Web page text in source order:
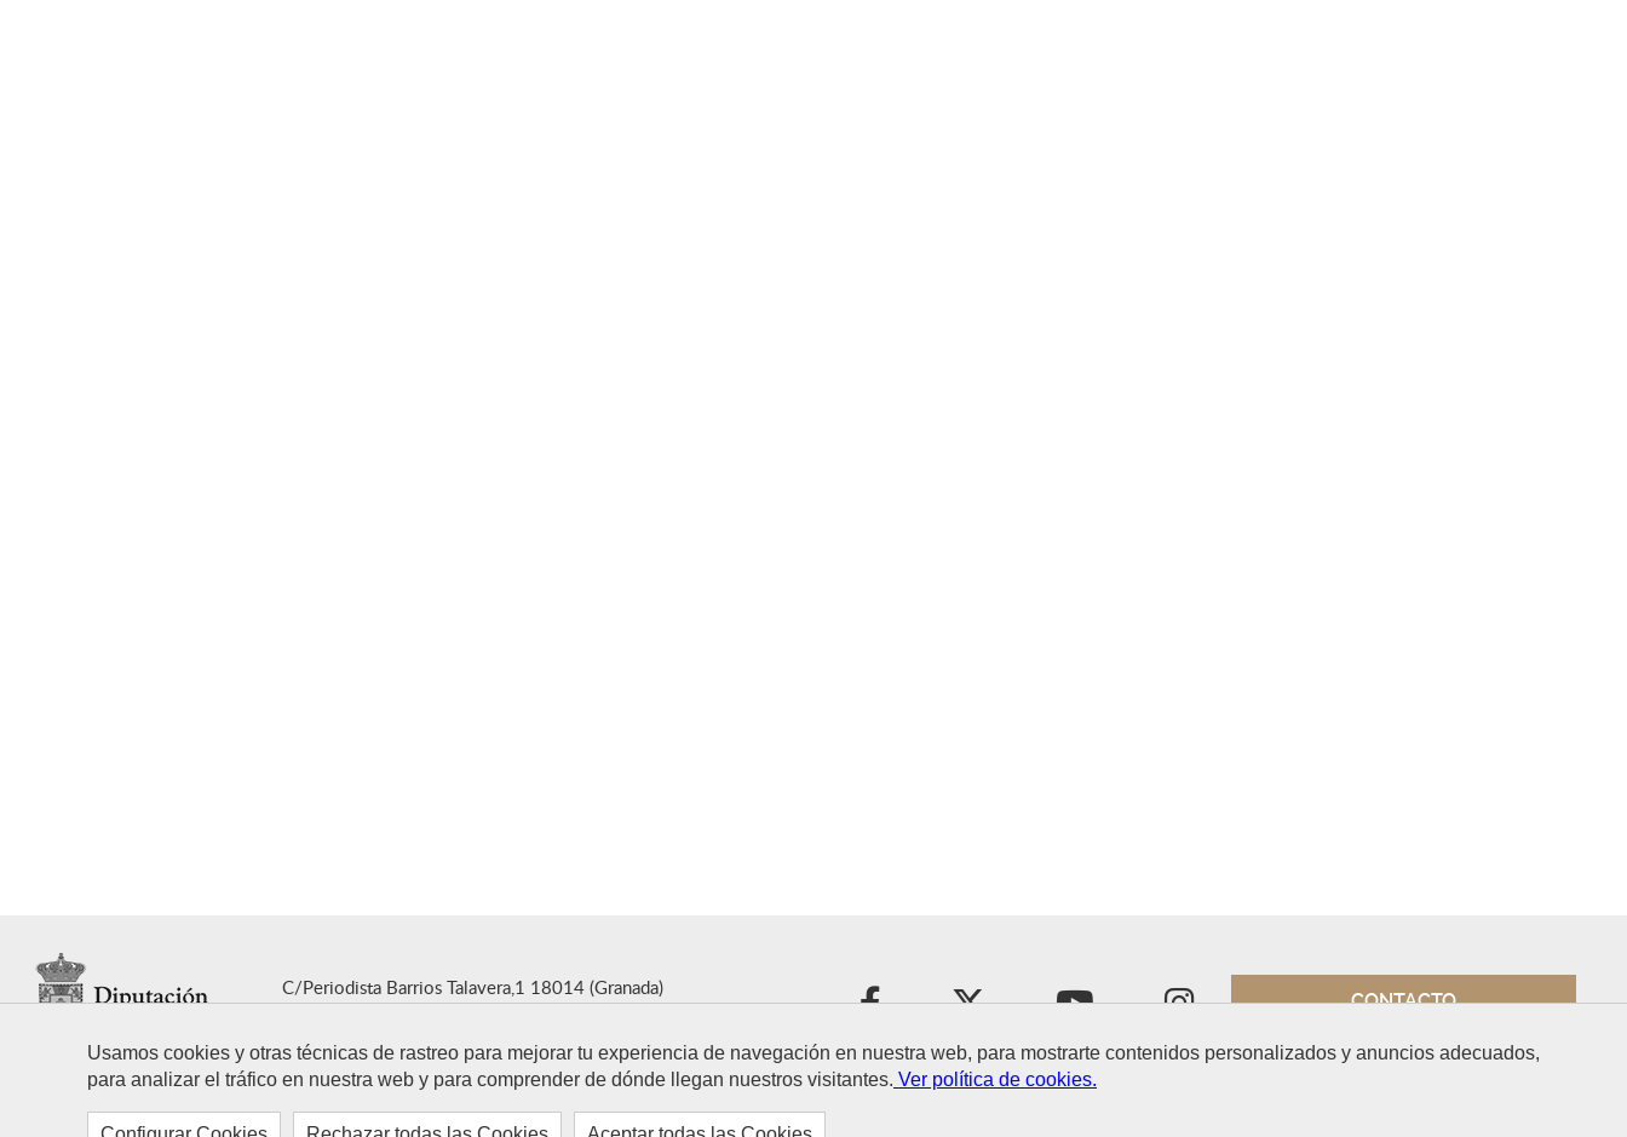
Usamos cookies y otras técnicas de rastreo para mejorar tu experiencia de navegación en nuestra web, para mostrarte contenidos personalizados y anuncios adecuados,
para analizar el tráfico en nuestra web y para comprender de dónde llegan nuestros visitantes. Ver política de cookies.
C/Periodista Barrios Talavera,1 18014 (Granada)
T. 958 247 500 E. dipgra@dipgra.es CONTACTO